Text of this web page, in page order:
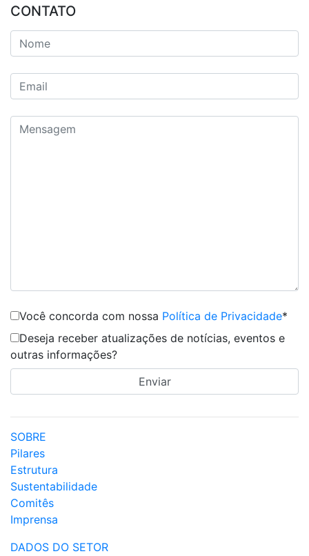
CONTATO
Você concorda com nossa Política de Privacidade*
Deseja receber atualizações de notícias, eventos e
outras informações?
SOBRE
Pilares
Estrutura
Sustentabilidade
Comitês
Imprensa
DADOS DO SETOR